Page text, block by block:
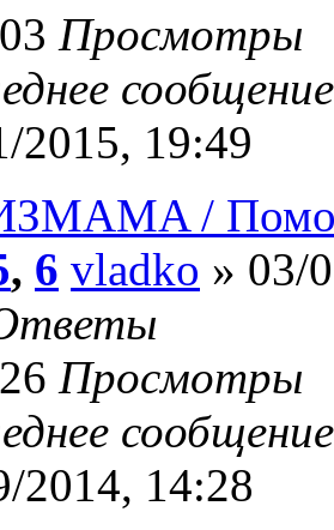
Просмотры
2015, 19:49
/
, 6 vladko » 03/
Просмотры
2014, 14:28